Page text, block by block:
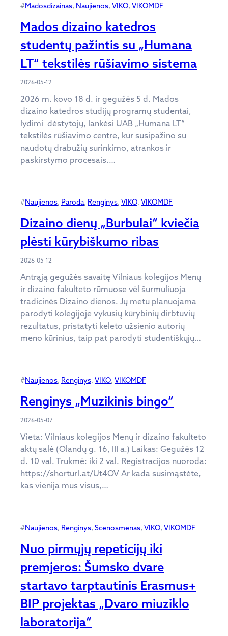
#Madosdizainas, Naujienos, VIKO, VIKOMDF
Mados dizaino katedros
studentų pažintis su „Humana
LT“ tekstilės rūšiavimo sistema
2026-05-12
2026 m. kovo 18 d. ir gegužės 5 d. Mados
dizaino katedros studijų programų studentai,
lydimi dėstytojų, lankėsi UAB „Humana LT“
tekstilės rūšiavimo centre, kur susipažino su
naudotų drabužių surinkimo, atrankos ir
paskirstymo procesais.…
#Naujienos, Paroda, Renginys, VIKO, VIKOMDF
Dizaino dienų „Burbulai“ kviečia
plėsti kūrybiškumo ribas
2026-05-12
Antrąją gegužės savaitę Vilniaus kolegijos Menų
ir dizaino fakulteto rūmuose vėl šurmuliuoja
tradicinės Dizaino dienos. Jų metu planuojama
parodyti kolegijoje vykusių kūrybinių dirbtuvių
rezultatus, pristatyti keleto užsienio autorių
meno kūrinius, taip pat parodyti studentiškųjų…
#Naujienos, Renginys, VIKO, VIKOMDF
Renginys „Muzikinis bingo“
2026-05-07
Vieta: Vilniaus kolegijos Menų ir dizaino fakulteto
aktų salė (Olandų g. 16, III a.) Laikas: Gegužės 12
d. 10 val. Trukmė: iki 2 val. Registracijos nuoroda:
https://shorturl.at/Ut4OV Ar kada susimąstėte,
kas vienija mus visus,…
#Naujienos, Renginys, Scenosmenas, VIKO, VIKOMDF
Nuo pirmųjų repeticijų iki
premjeros: Šumsko dvare
startavo tarptautinis Erasmus+
BIP projektas „Dvaro miuziklo
laboratorija“